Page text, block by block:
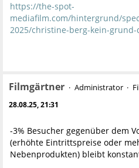
https://the-spot-
mediafilm.com/hintergrund/
2025/christine-berg-kein-
Filmgärtner Administrator
28.08.25, 21:31
-3% Besucher gegenüber dem
(erhöhte Eintrittspreise oder
Nebenprodukten) bleibt